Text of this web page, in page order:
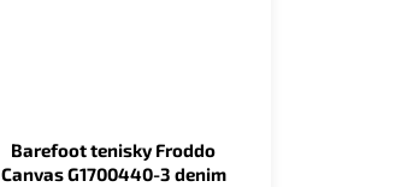
Barefoot tenisky Froddo
Canvas G1700440-3 denim